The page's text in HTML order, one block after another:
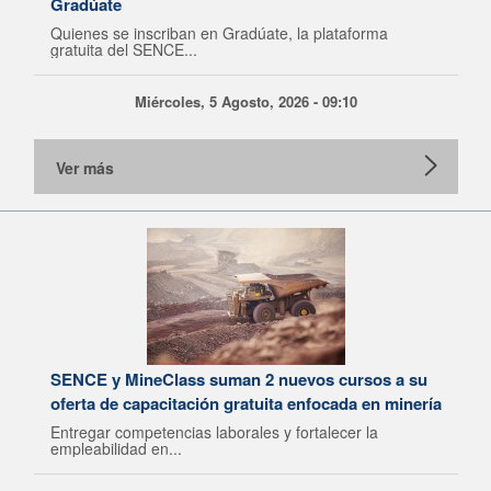
Quienes se inscriban en Gradúate, la plataforma
gratuita del SENCE...
Miércoles, 5 Agosto, 2026 - 09:10
Ver más
SENCE y MineClass suman 2 nuevos cursos a su
oferta de capacitación gratuita enfocada en minería
Entregar competencias laborales y fortalecer la
empleabilidad en...